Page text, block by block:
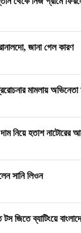
জানা গেল কারণ
মামলায়
নিয়ে হতাশ নাটোরের আম
সানি লিওন
টস জিতে ব্যাটিংয়ে